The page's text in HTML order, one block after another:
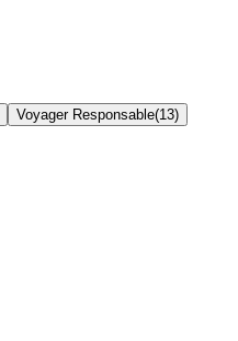
Voyager Responsable(13)